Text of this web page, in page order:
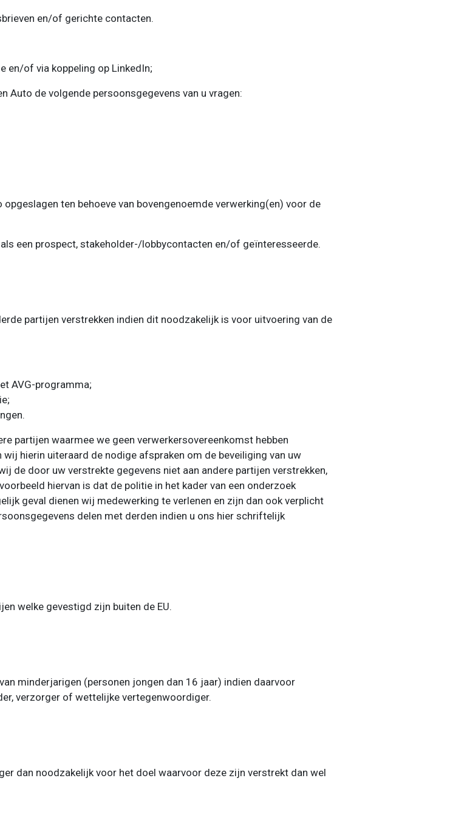
en/of gerichte contacten.
en/of via koppeling op LinkedIn;
Auto de volgende persoonsgegevens van u vragen:
ten behoeve van bovengenoemde verwerking(en) voor de
een prospect, stakeholder-/lobbycontacten en/of geïnteresseerde.
partijen verstrekken indien dit noodzakelijk is voor uitvoering van de
AVG-programma;
partijen waarmee we geen verwerkersovereenkomst hebben
hierin uiteraard de nodige afspraken om de beveiliging van uw
de door uw verstrekte gegevens niet aan andere partijen verstrekken,
hiervan is dat de politie in het kader van een onderzoek
geval dienen wij medewerking te verlenen en zijn dan ook verplicht
delen met derden indien u ons hier schriftelijk
welke gevestigd zijn buiten de EU.
minderjarigen (personen jongen dan 16 jaar) indien daarvoor
verzorger of wettelijke vertegenwoordiger.
dan noodzakelijk voor het doel waarvoor deze zijn verstrekt dan wel